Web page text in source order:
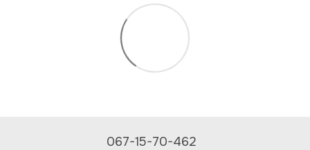
067-15-70-462